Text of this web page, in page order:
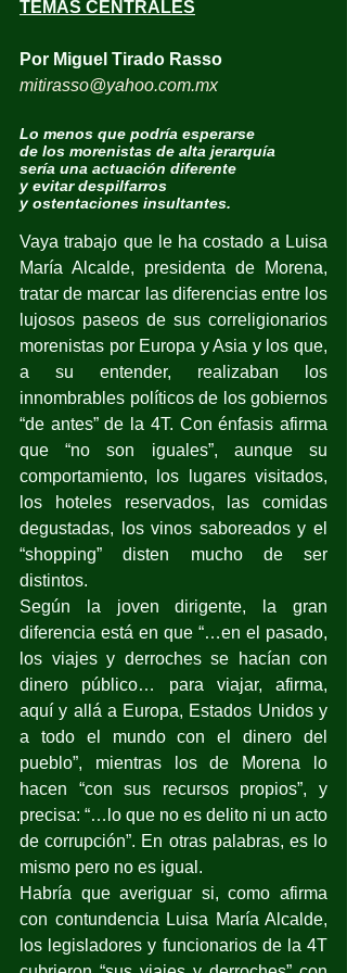
TEMAS CENTRALES
Por Miguel Tirado Rasso
mitirasso@yahoo.com.mx
Lo menos que podría esperarse
de los morenistas de alta jerarquía
sería una actuación diferente
y evitar despilfarros
y ostentaciones insultantes.
Vaya trabajo que le ha costado a Luisa
María Alcalde, presidenta de Morena,
tratar de marcar las diferencias entre los
lujosos paseos de sus correligionarios
morenistas por Europa y Asia y los que,
a su entender, realizaban los
innombrables políticos de los gobiernos
“de antes” de la 4T. Con énfasis afirma
que “no son iguales”, aunque su
comportamiento, los lugares visitados,
los hoteles reservados, las comidas
degustadas, los vinos saboreados y el
“shopping” disten mucho de ser
distintos.
Según la joven dirigente, la gran
diferencia está en que “…en el pasado,
los viajes y derroches se hacían con
dinero público… para viajar, afirma,
aquí y allá a Europa, Estados Unidos y
a todo el mundo con el dinero del
pueblo”, mientras los de Morena lo
hacen “con sus recursos propios”, y
precisa: “…lo que no es delito ni un acto
de corrupción”. En otras palabras, es lo
mismo pero no es igual.
Habría que averiguar si, como afirma
con contundencia Luisa María Alcalde,
los legisladores y funcionarios de la 4T